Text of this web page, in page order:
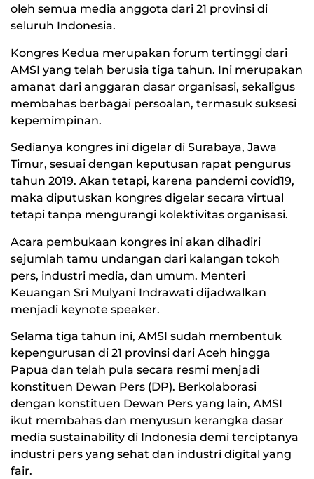
oleh semua media anggota dari 21 provinsi di
seluruh Indonesia.
Kongres Kedua merupakan forum tertinggi dari
AMSI yang telah berusia tiga tahun. Ini merupakan
amanat dari anggaran dasar organisasi, sekaligus
membahas berbagai persoalan, termasuk suksesi
kepemimpinan.
Sedianya kongres ini digelar di Surabaya, Jawa
Timur, sesuai dengan keputusan rapat pengurus
tahun 2019. Akan tetapi, karena pandemi covid19,
maka diputuskan kongres digelar secara virtual
tetapi tanpa mengurangi kolektivitas organisasi.
Acara pembukaan kongres ini akan dihadiri
sejumlah tamu undangan dari kalangan tokoh
pers, industri media, dan umum. Menteri
Keuangan Sri Mulyani Indrawati dijadwalkan
menjadi keynote speaker.
Selama tiga tahun ini, AMSI sudah membentuk
kepengurusan di 21 provinsi dari Aceh hingga
Papua dan telah pula secara resmi menjadi
konstituen Dewan Pers (DP). Berkolaborasi
dengan konstituen Dewan Pers yang lain, AMSI
ikut membahas dan menyusun kerangka dasar
media sustainability di Indonesia demi terciptanya
industri pers yang sehat dan industri digital yang
fair.